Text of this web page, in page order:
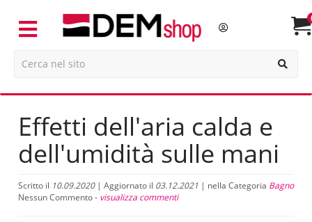
Effetti dell'aria calda e
dell'umidità sulle mani
Scritto il 10.09.2020| Aggiornato il 03.12.2021 | nella Categoria Bagno
Nessun Commento - visualizza commenti